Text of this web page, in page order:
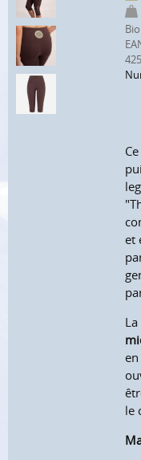
et
La
le